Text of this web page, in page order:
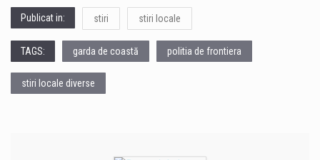
Publicat in: stiri stiri locale
TAGS: garda de coastă politia de frontiera
stiri locale diverse